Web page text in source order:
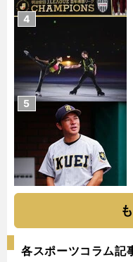
4
5
各スポーツコラム記